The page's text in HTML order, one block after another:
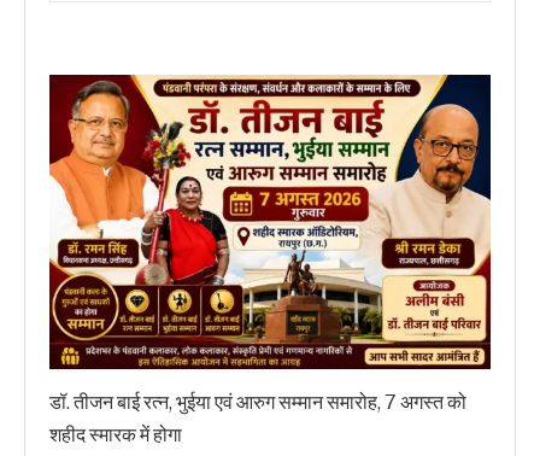
डॉ. तीजन बाई रत्न, भुईया एवं आरुग सम्मान समारोह, 7 अगस्त को
शहीद स्मारक में होगा